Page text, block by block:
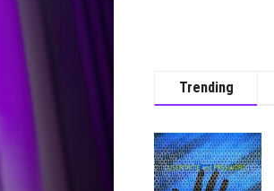
Trending